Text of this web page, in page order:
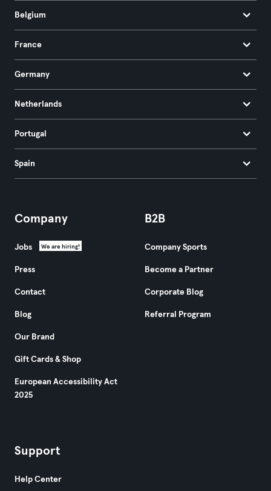
Belgium
France
Germany
Netherlands
Portugal
Spain
Company
Jobs We are hiring!
Press
Contact
Blog
Our Brand
Gift Cards & Shop
European Accessibility Act
2025
B2B
Company Sports
Become a Partner
Corporate Blog
Referral Program
Support
Help Center